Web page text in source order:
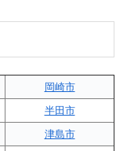
岡崎市
半田市
津島市